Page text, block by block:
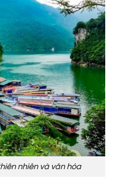
nhiên và văn hóa